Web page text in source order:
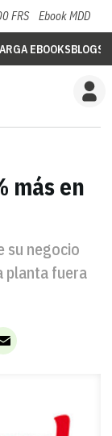
FRS Ebook MDD
EBOOKSBLOGS
más en
su negocio
planta fuera
Email